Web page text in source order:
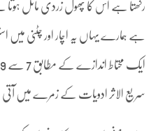
رکھتا ہے اس کا پھول زردی مائل ہوتا
ہے ہمارے یہاں یہ اچار اور چٹنی میں
سریع الاثر ادویات کے زمرے میں